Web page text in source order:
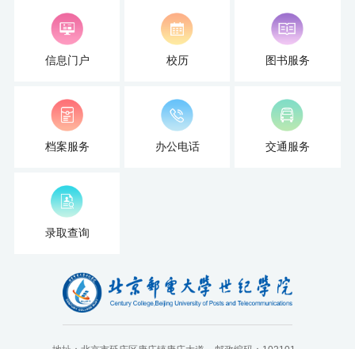
信息门户 校历 图书服务
档案服务 办公电话 交通服务
录取查询